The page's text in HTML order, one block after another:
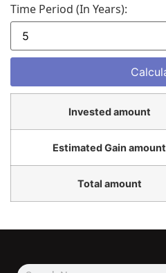
Time Period (in Years):
Invested amount
Estimated Gain amount
Total amount